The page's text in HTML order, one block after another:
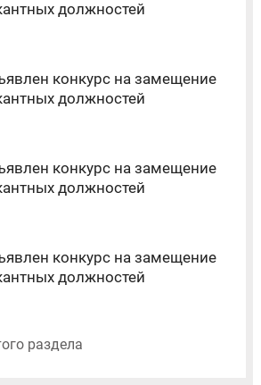
должностей
конкурс на замещение
должностей
конкурс на замещение
должностей
конкурс на замещение
должностей
раздела